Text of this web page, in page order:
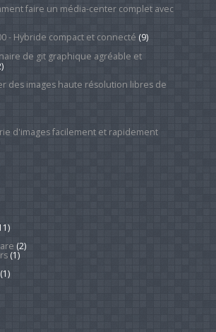
faire un média-center complet avec
- Hybride compact et connecté (9)
de git graphique agréable et
des images haute résolution libres de
d'images facilement et rapidement
(2)
(1)